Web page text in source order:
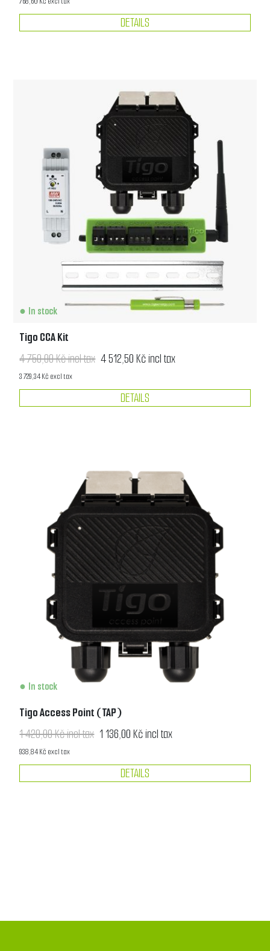
DETAILS
In stock
Tigo CCA Kit
4 750,00 Kč incl tax 4 512,50 Kč incl tax
3 729,34 Kč excl tax
DETAILS
In stock
Tigo Access Point (TAP)
1 420,00 Kč incl tax 1 136,00 Kč incl tax
938,84 Kč excl tax
DETAILS